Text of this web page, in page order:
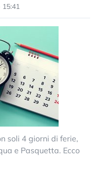
15:41
soli 4 giorni di ferie,
e Pasquetta. Ecco